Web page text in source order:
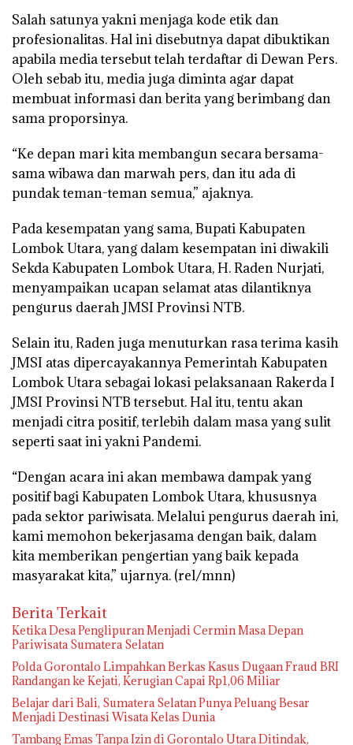
Salah satunya yakni menjaga kode etik dan
profesionalitas. Hal ini disebutnya dapat dibuktikan
apabila media tersebut telah terdaftar di Dewan Pers.
Oleh sebab itu, media juga diminta agar dapat
membuat informasi dan berita yang berimbang dan
sama proporsinya.
“Ke depan mari kita membangun secara bersama-
sama wibawa dan marwah pers, dan itu ada di
pundak teman-teman semua,” ajaknya.
Pada kesempatan yang sama, Bupati Kabupaten
Lombok Utara, yang dalam kesempatan ini diwakili
Sekda Kabupaten Lombok Utara, H. Raden Nurjati,
menyampaikan ucapan selamat atas dilantiknya
pengurus daerah JMSI Provinsi NTB.
Selain itu, Raden juga menuturkan rasa terima kasih
JMSI atas dipercayakannya Pemerintah Kabupaten
Lombok Utara sebagai lokasi pelaksanaan Rakerda I
JMSI Provinsi NTB tersebut. Hal itu, tentu akan
menjadi citra positif, terlebih dalam masa yang sulit
seperti saat ini yakni Pandemi.
“Dengan acara ini akan membawa dampak yang
positif bagi Kabupaten Lombok Utara, khususnya
pada sektor pariwisata. Melalui pengurus daerah ini,
kami memohon bekerjasama dengan baik, dalam
kita memberikan pengertian yang baik kepada
masyarakat kita,” ujarnya. (rel/mnn)
Berita Terkait
Ketika Desa Penglipuran Menjadi Cermin Masa Depan
Pariwisata Sumatera Selatan
Polda Gorontalo Limpahkan Berkas Kasus Dugaan Fraud BRI
Randangan ke Kejati, Kerugian Capai Rp1,06 Miliar
Belajar dari Bali, Sumatera Selatan Punya Peluang Besar
Menjadi Destinasi Wisata Kelas Dunia
Tambang Emas Tanpa Izin di Gorontalo Utara Ditindak,